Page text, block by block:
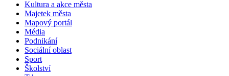
Kultura a akce města
Majetek města
Mapový portál
Média
Podnikání
Sociální oblast
Sport
Školství